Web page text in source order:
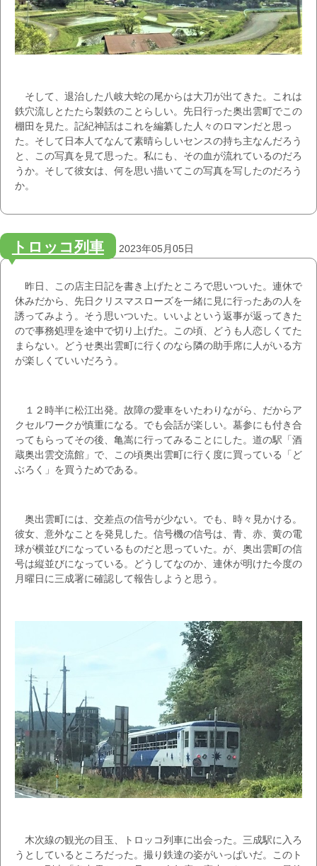
そして、退治した八岐大蛇の尾からは大刀が出てきた。これは
鉄穴流しとたたら製鉄のことらしい。先日行った奥出雲町でこの
棚田を見た。記紀神話はこれを編纂した人々のロマンだと思っ
た。そして日本人てなんて素晴らしいセンスの持ち主なんだろう
と、この写真を見て思った。私にも、その血が流れているのだろ
うか。そして彼女は、何を思い描いてこの写真を写したのだろう
か。
トロッコ列車 2023年05月05日
昨日、この店主日記を書き上げたところで思いついた。連休で
休みだから、先日クリスマスローズを一緒に見に行ったあの人を
誘ってみよう。そう思いついた。いいよという返事が返ってきた
ので事務処理を途中で切り上げた。この頃、どうも人恋しくてた
まらない。どうせ奥出雲町に行くのなら隣の助手席に人がいる方
が楽しくていいだろう。
１２時半に松江出発。故障の愛車をいたわりながら、だからア
クセルワークが慎重になる。でも会話が楽しい。墓参にも付き合
ってもらってその後、亀嵩に行ってみることにした。道の駅「酒
蔵奥出雲交流館」で、この頃奥出雲町に行く度に買っている「ど
ぶろく」を買うためである。
奥出雲町には、交差点の信号が少ない。でも、時々見かける。
彼女、意外なことを発見した。信号機の信号は、青、赤、黄の電
球が横並びになっているものだと思っていた。が、奥出雲町の信
号は縦並びになっている。どうしてなのか、連休が明けた今度の
月曜日に三成署に確認して報告しようと思う。
木次線の観光の目玉、トロッコ列車に出会った。三成駅に入ろ
うとしているところだった。撮り鉄達の姿がいっぱいだ。このト